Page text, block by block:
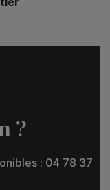
?
: 04 78 37